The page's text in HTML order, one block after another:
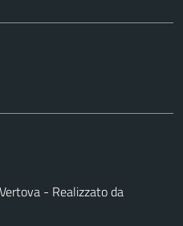
- Realizzato da